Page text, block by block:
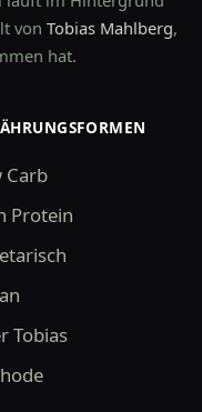
von Tobias Mahlberg,
hat.
Carb
Protein
Tobias